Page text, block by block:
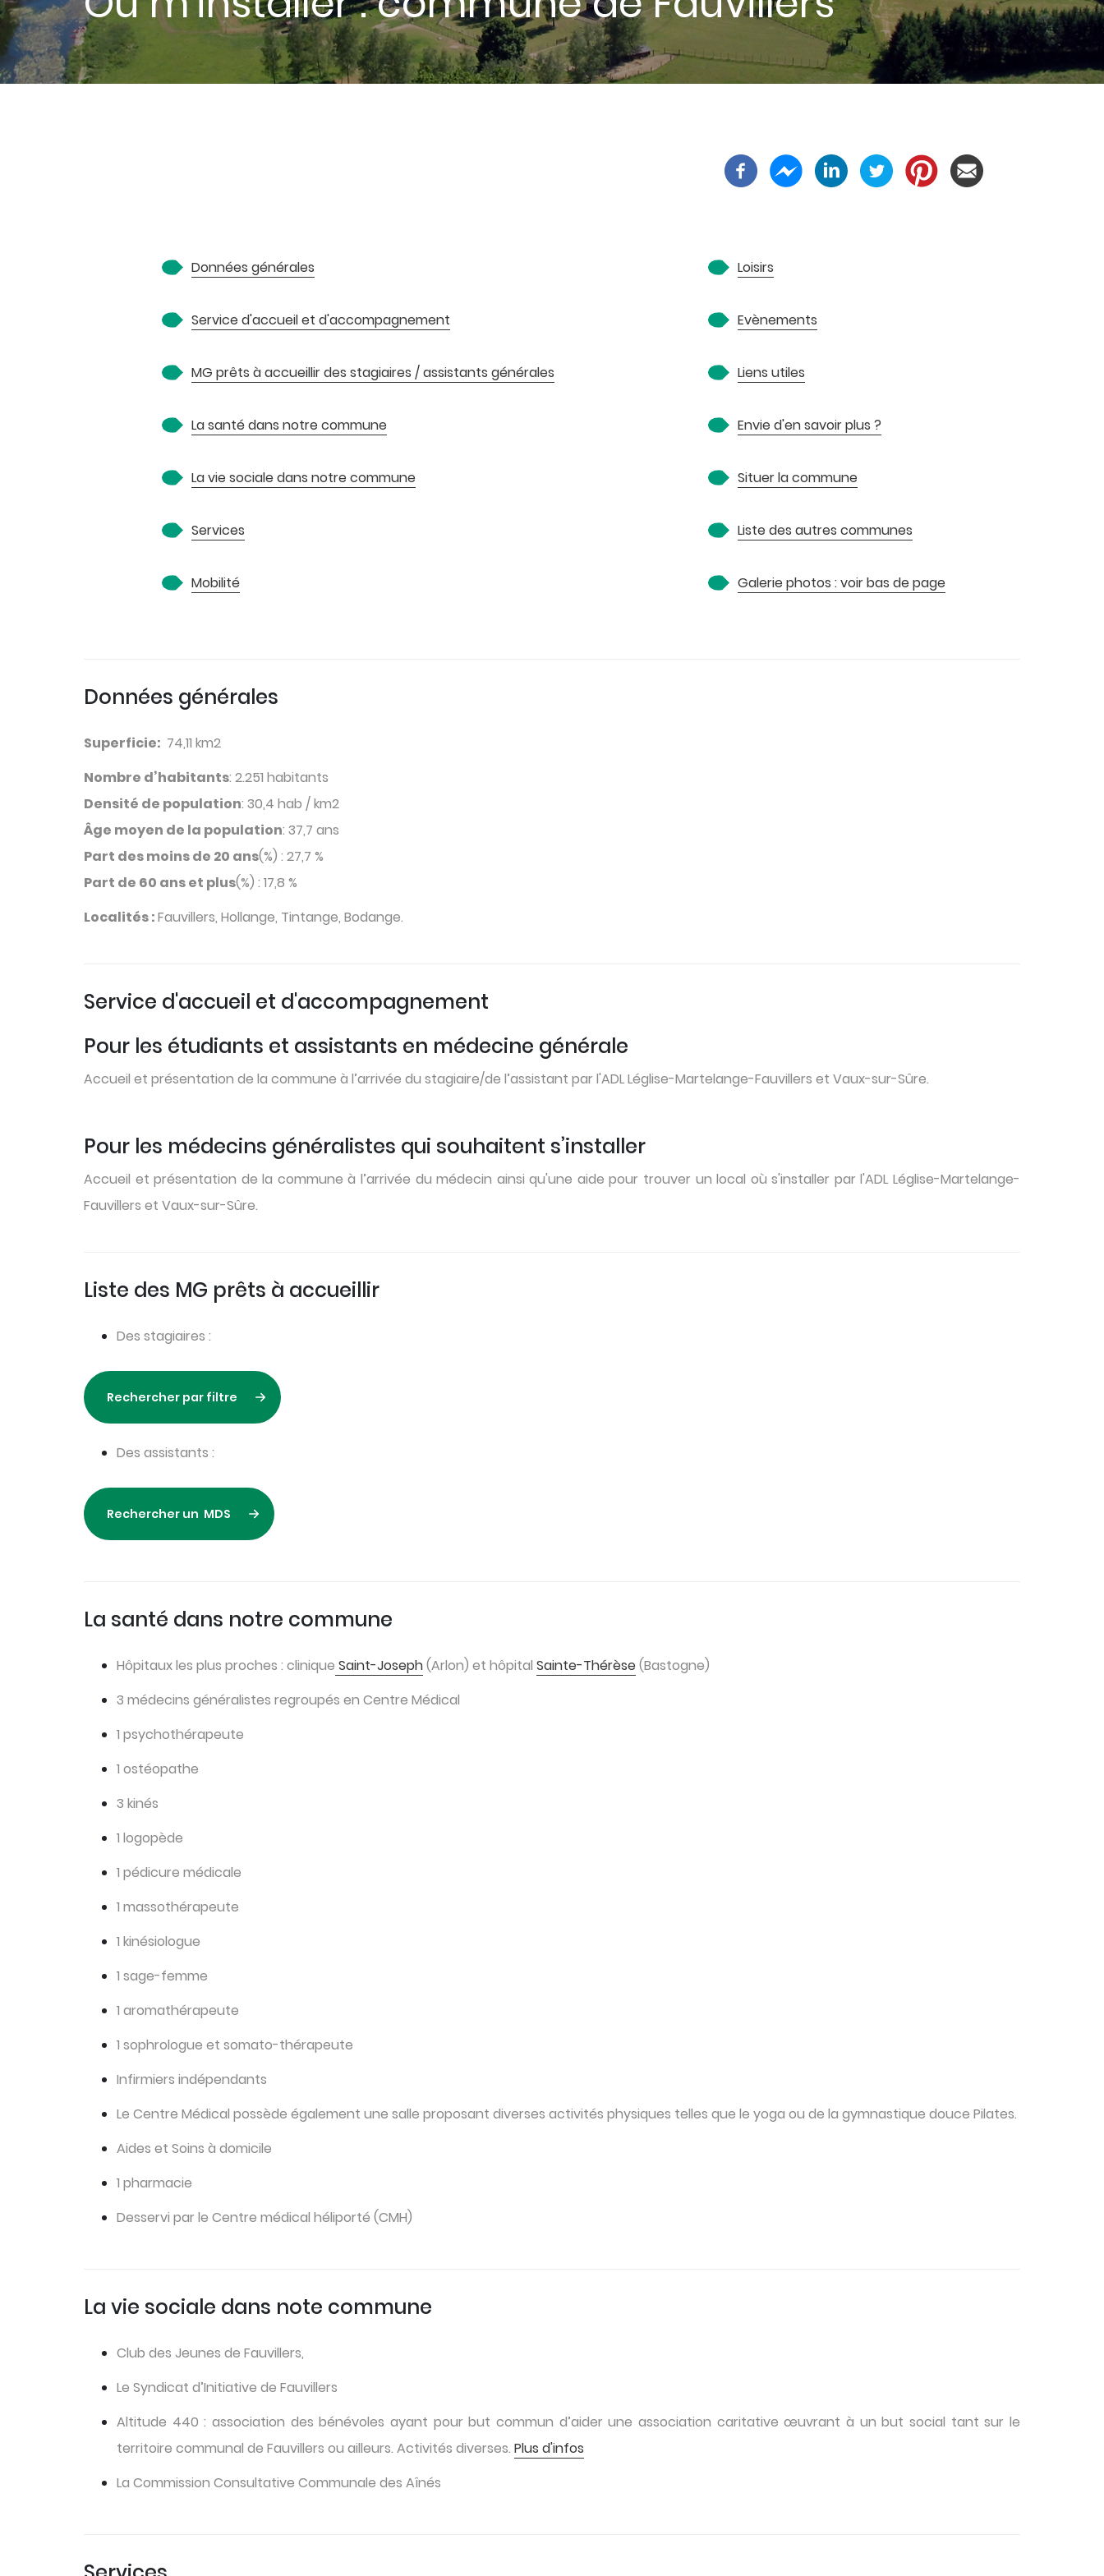
Données générales
Service d'accueil et d'accompagnement
MG prêts à accueillir des stagiaires / assistants générales
La santé dans notre commune
La vie sociale dans notre commune
Services
Mobilité
Loisirs
Evènements
Liens utiles
Envie d'en savoir plus ?
Situer la commune
Liste des autres communes
Galerie photos : voir bas de page
Données générales
Superficie: 74,11 km2
Nombre d’habitants: 2.251 habitants
Densité de population: 30,4 hab / km2
Âge moyen de la population: 37,7 ans
Part des moins de 20 ans(%) : 27,7 %
Part de 60 ans et plus(%) : 17,8 %
Localités :Fauvillers, Hollange, Tintange, Bodange.
Service d'accueil et d'accompagnement
Pour les étudiants et assistants en médecine générale
Accueil et présentation de la commune à l’arrivée du stagiaire/de l’assistant par l'ADL Léglise-Martelange-Fauvillers et Vaux-sur-Sûre.
Pour les médecins généralistes qui souhaitent s’installer
Accueil et présentation de la commune à l’arrivée du médecin ainsi qu'une aide pour trouver un local où s'installer par l'ADL Léglise-Martelange-
Fauvillers et Vaux-sur-Sûre.
Liste des MG prêts à accueillir
Des stagiaires :
Rechercher par filtre
Des assistants :
Rechercher un MDS
La santé dans notre commune
Hôpitaux les plus proches : clinique Saint-Joseph(Arlon) et hôpital Sainte-Thérèse(Bastogne)
3 médecins généralistes regroupés en Centre Médical
1 psychothérapeute
1 ostéopathe
3 kinés
1 logopède
1 pédicure médicale
1 massothérapeute
1 kinésiologue
1 sage-femme
1 aromathérapeute
1 sophrologue et somato-thérapeute
Infirmiers indépendants
Le Centre Médical possède également une salle proposant diverses activités physiques telles que le yoga ou de la gymnastique douce Pilates.
Aides et Soins à domicile
1 pharmacie
Desservi par le Centre médical héliporté (CMH)
La vie sociale dans note commune
Club des Jeunes de Fauvillers,
Le Syndicat d’Initiative de Fauvillers
Altitude 440 : association des bénévoles ayant pour but commun d’aider une association caritative œuvrant à un but social tant sur le
territoire communal de Fauvillers ou ailleurs. Activités diverses. Plus d'infos
La Commission Consultative Communale des Aînés